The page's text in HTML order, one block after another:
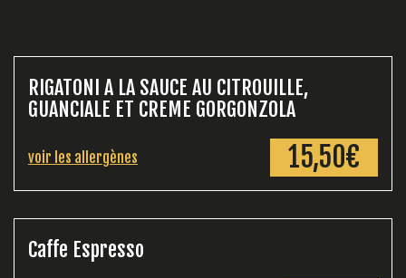
RIGATONI A LA SAUCE AU CITROUILLE,
GUANCIALE ET CREME GORGONZOLA
voir les allergènes 15,50€
Caffe Espresso